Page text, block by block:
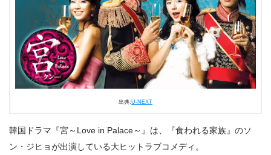
出典:U-NEXT
出典:U-NEXT
韓国ドラマ『宮～Love in Palace～』は、『食われる家族』のソ
ン・ジヒョが出演している大ヒットラブコメディ。